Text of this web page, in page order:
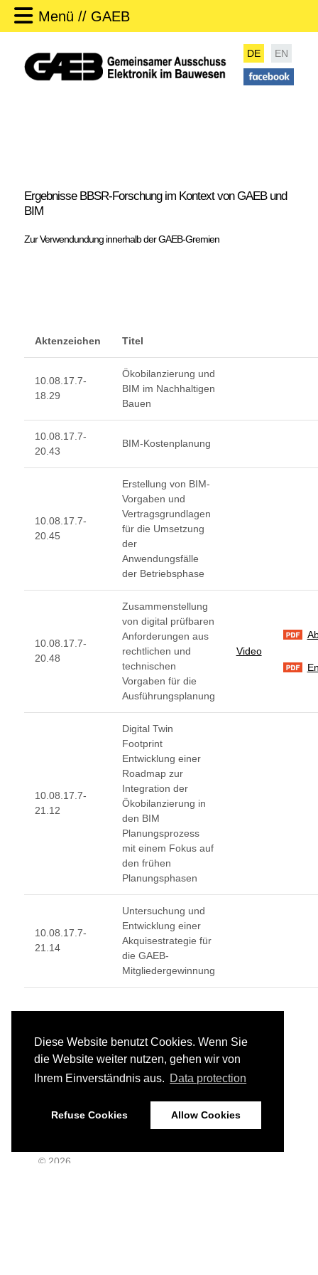
Diese Website benutzt Cookies. Wenn Sie
die Website weiter nutzen, gehen wir von
Ihrem Einverständnis aus. Data protection
Refuse Cookies Allow Cookies
Menü // GAEB
DE EN
Ergebnisse BBSR-Forschung im Kontext von GAEB und
BIM
Zur Verwendundung innerhalb der GAEB-Gremien
Aktenzeichen Titel
10.08.17.7-
18.29
Ökobilanzierung und
BIM im Nachhaltigen
Bauen
10.08.17.7-
20.43
BIM-Kostenplanung
10.08.17.7-
20.45
Erstellung von BIM-
Vorgaben und
Vertragsgrundlagen
für die Umsetzung
der
Anwendungsfälle
der Betriebsphase
10.08.17.7-
20.48
Zusammenstellung
von digital prüfbaren
Anforderungen aus
rechtlichen und
technischen
Vorgaben für die
Ausführungsplanung
Video
10.08.17.7-
21.12
Digital Twin
Footprint
Entwicklung einer
Roadmap zur
Integration der
Ökobilanzierung in
den BIM
Planungsprozess
mit einem Fokus auf
den frühen
Planungsphasen
10.08.17.7-
21.14
Untersuchung und
Entwicklung einer
Akquisestrategie für
die GAEB-
Mitgliedergewinnung
© 2026